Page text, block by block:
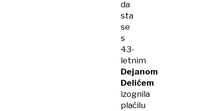
da
sta
se
s
43-
letnim
Dejanom
Delićem
izognila
plačilu